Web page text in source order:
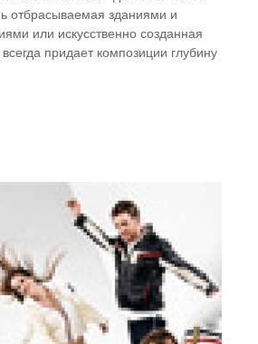
отбрасываемая зданиями и
или искусственно созданная
придает композиции глубину